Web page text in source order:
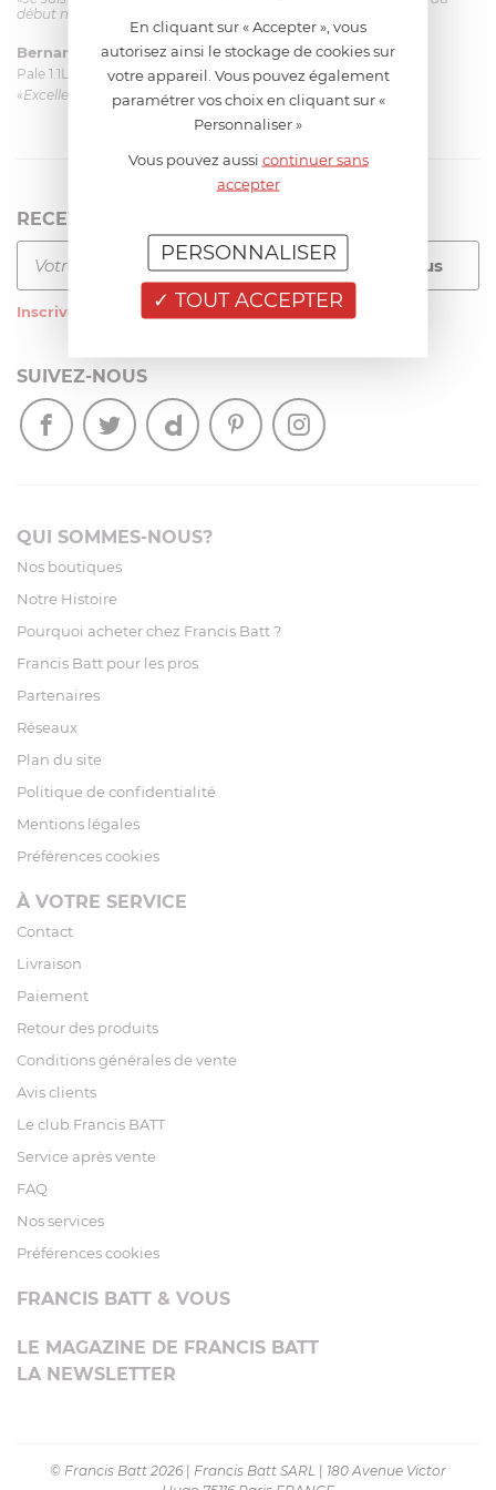
début mais ça le fait. La livraison a été très rapide. ...»
Bernard le 23/06/2026 à 09:43
Pale 1.1L pour Glacier Magimix 11031/121/123/124
«Excellent: produit et livraison»
RECEVEZ LA NEWSLETTER
Inscrivez-vous à notre newsletter
SUIVEZ-NOUS
QUI SOMMES-NOUS?
Nos boutiques
Notre Histoire
Pourquoi acheter chez Francis Batt ?
Francis Batt pour les pros
Partenaires
Réseaux
Plan du site
Politique de confidentialité
Mentions légales
Préférences cookies
À VOTRE SERVICE
Contact
Livraison
Paiement
Retour des produits
Conditions générales de vente
Avis clients
Le club Francis BATT
Service après vente
FAQ
Nos services
Préférences cookies
FRANCIS BATT & VOUS
LE MAGAZINE DE FRANCIS BATT
LA NEWSLETTER
© Francis Batt 2026 Francis Batt SARL
180 Avenue Victor
En cliquant sur « Accepter », vous
autorisez ainsi le stockage de cookies sur
votre appareil. Vous pouvez également
paramétrer vos choix en cliquant sur «
Personnaliser »
Vous pouvez aussi continuer sans
accepter
TOUT ACCEPTER
PERSONNALISER